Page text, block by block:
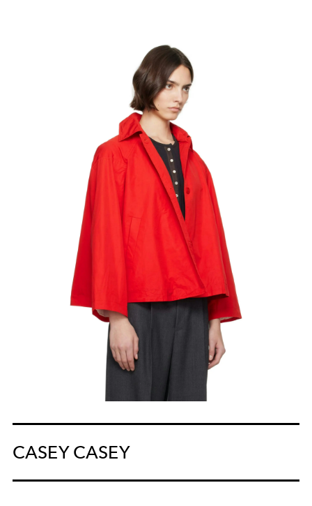
CASEY CASEY